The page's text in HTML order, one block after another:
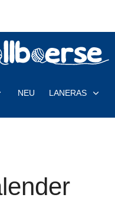
NEU LANERAS